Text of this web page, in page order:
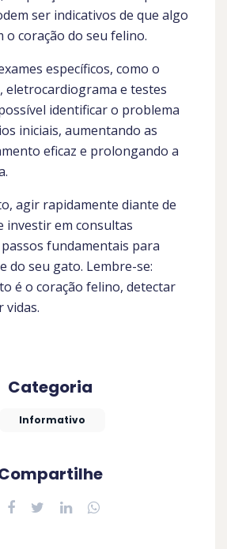
ser indicativos de que algo
o coração do seu felino.
específicos, como o
eletrocardiograma e testes
identificar o problema
iniciais, aumentando as
eficaz e prolongando a
agir rapidamente diante de
investir em consultas
fundamentais para
do seu gato. Lembre-se:
é o coração felino, detectar
vidas.
Categoria
Informativo